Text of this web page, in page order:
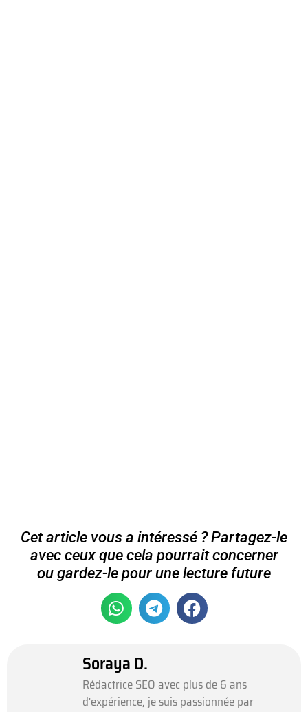
Cet article vous a intéressé ? Partagez-le
avec ceux que cela pourrait concerner
ou gardez-le pour une lecture future
Soraya D.
Rédactrice SEO avec plus de 6 ans
d'expérience, je suis passionnée par